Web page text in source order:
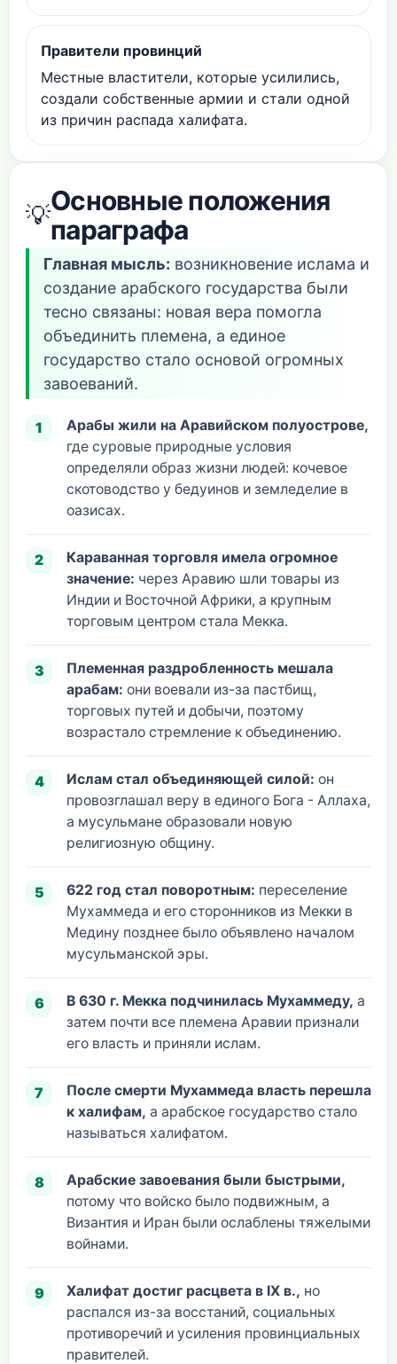
Правители провинций
Местные властители, которые усилились,
создали собственные армии и стали одной
из причин распада халифата.
💡Основные положения
параграфа
Главная мысль: возникновение ислама и
создание арабского государства были
тесно связаны: новая вера помогла
объединить племена, а единое
государство стало основой огромных
завоеваний.
Арабы жили на Аравийском полуострове,
где суровые природные условия
определяли образ жизни людей: кочевое
скотоводство у бедуинов и земледелие в
оазисах.
Караванная торговля имела огромное
значение: через Аравию шли товары из
Индии и Восточной Африки, а крупным
торговым центром стала Мекка.
Племенная раздробленность мешала
арабам: они воевали из-за пастбищ,
торговых путей и добычи, поэтому
возрастало стремление к объединению.
Ислам стал объединяющей силой: он
провозглашал веру в единого Бога - Аллаха,
а мусульмане образовали новую
религиозную общину.
622 год стал поворотным: переселение
Мухаммеда и его сторонников из Мекки в
Медину позднее было объявлено началом
мусульманской эры.
В 630 г. Мекка подчинилась Мухаммеду, а
затем почти все племена Аравии признали
его власть и приняли ислам.
После смерти Мухаммеда власть перешла
к халифам, а арабское государство стало
называться халифатом.
Арабские завоевания были быстрыми,
потому что войско было подвижным, а
Византия и Иран были ослаблены тяжелыми
войнами.
Халифат достиг расцвета в IX в., но
распался из-за восстаний, социальных
противоречий и усиления провинциальных
правителей.